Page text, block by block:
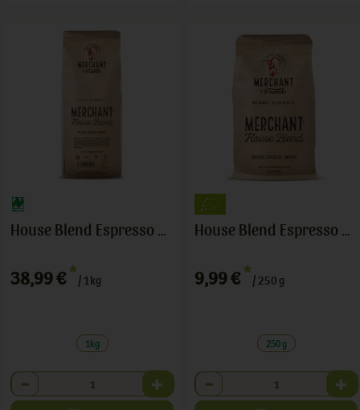
House Blend Espresso Bohne
38,99 € */ 1kg
1kg
Anzahl
House Blend Espresso Bohne
9,99 € */ 250 g
250 g
Anzahl